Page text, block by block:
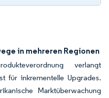
in mehreren Regionen
verlangt
für inkrementelle Upgrades.
Marktüberwachung